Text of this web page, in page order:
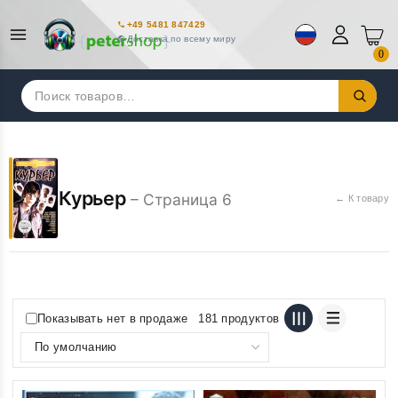
+49 5481 847429
Доставка по всему миру
0
Искать:
Курьер– Страница 6 ← К товару
Показывать нет в продаже 181 продуктов